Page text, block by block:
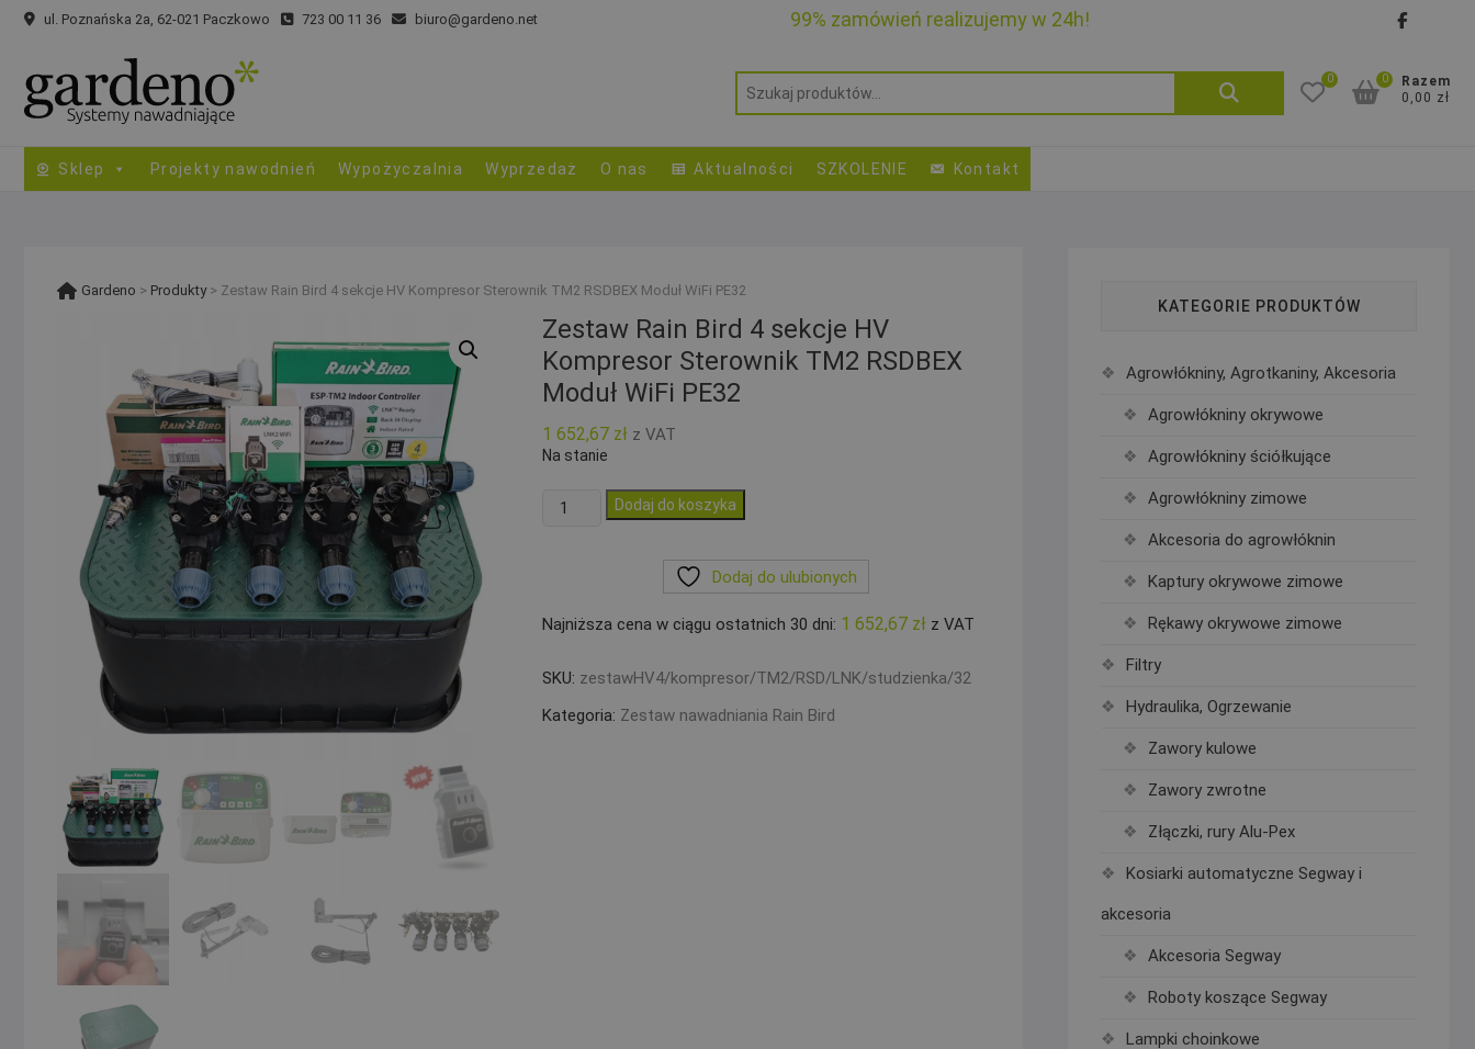
Skip
ul. Poznańska 2a, 62-021 Paczkowo 723 00 11 36 biuro@gardeno.net 99% zamówień realizujemy w 24h!
Szukaj: 0
Razem
0,00 zł
0
Sklep Projekty nawodnień Wypożyczalnia Wyprzedaż O nas Aktualności SZKOLENIE Kontakt
Gardeno > Produkty> Zestaw Rain Bird 4 sekcje HV Kompresor Sterownik TM2 RSDBEX Moduł WiFi PE32
Zestaw Rain Bird 4 sekcje HV
Kompresor Sterownik TM2 RSDBEX
Moduł WiFi PE32
1 652,67 zł z VAT
Na stanie
ilość
sekcje
Kompresor
Sterownik
Dodaj do koszyka
Dodaj do ulubionych
Najniższa cena w ciągu ostatnich 30 dni: 1 652,67 zł z VAT
SKU: zestawHV4/kompresor/TM2/RSD/LNK/studzienka/32
Kategoria: Zestaw nawadniania Rain Bird
KATEGORIE PRODUKTÓW
Agrowłókniny, Agrotkaniny, Akcesoria
Agrowłókniny okrywowe
Agrowłókniny ściółkujące
Agrowłókniny zimowe
Akcesoria do agrowłóknin
Kaptury okrywowe zimowe
Rękawy okrywowe zimowe
Filtry
Hydraulika, Ogrzewanie
Zawory kulowe
Zawory zwrotne
Złączki, rury Alu-Pex
Kosiarki automatyczne Segway i
akcesoria
Akcesoria Segway
Roboty koszące Segway
Lampki choinkowe